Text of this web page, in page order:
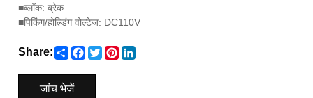
■ब्लॉक: ब्रेक
■पिकिंग/होल्डिंग वोल्टेज: DC110V
Share: ShareFacebook
TwitterPinterest
जांच भेजें